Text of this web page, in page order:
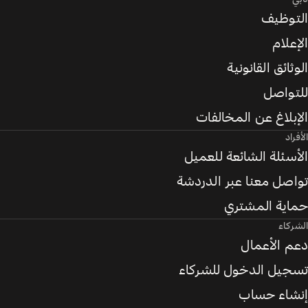
التوظيف
الإعلام
الوثائق القانونية
للتواصل
الإبلاغ عن المخالفات
الأفراد
الأسئلة الشائعة للعميل
تواصل معنا عبر الدردشة
حماية المشتري
الشركاء
دعم الأعمال
تسجيل الدخول للشركاء
إنشاء حساب